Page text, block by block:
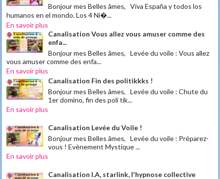
Bonjour mes Belles âmes, Viva España y todos los
humanos en el mondo. Los 4 Ni�...
En savoir plus
Canalisation Vous allez vous amuser comme des
enfa...
Bonjour mes Belles âmes, Levée du voile : Vous allez
vous amuser comme des enfa...
En savoir plus
Canalisation Fin des politikkks !
Bonjour mes Belles âmes, Levée du voile : Chute du
1er domino, fin des poli tik...
En savoir plus
Canalisation Levée du Voile !
Bonjour mes Belles âmes, Levée du voile : Préparez-
vous ! Evènement Mystique ...
En savoir plus
Canalisation I.A, starlink, l'hypnose collective